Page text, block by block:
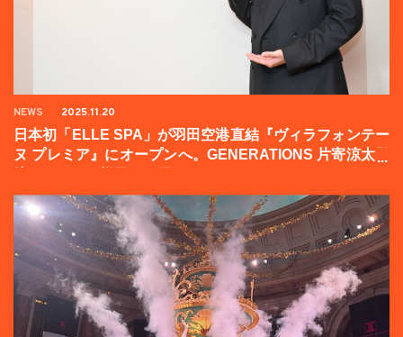
NEWS 2025.11.20
日本初「ELLE SPA」が羽田空港直結『ヴィラフォンテー
ヌ プレミア』にオープンへ。GENERATIONS 片寄涼太登